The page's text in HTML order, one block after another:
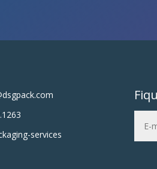
services